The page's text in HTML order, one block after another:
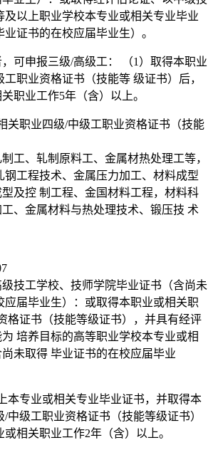
及以上职业学校本专业或相关专业毕业
证书的在校应届毕业生）。
可申报三级/高级工： （1）取得本职业
职业资格证书（技能等 级证书）后，
职业工作5年（含）以上。
关职业四级/中级工职业资格证书（技能
工、轧制原料工、金属材热处理工等，
工程技术、金属压力加工、材料成型
及控 制工程、金国材料工程，材料科
、金属材料与热处理技术、锻压技 术
技工学校、技师学院毕业证书（含尚未
应届毕业生）：或取得本职业或相关职
格证书（技能等级证书），并具有经评
培养目标的高等职业学校本专业或相
未取得 毕业证书的在校应届毕业
本专业或相关专业毕业证书，并取得本
中级工职业资格证书（技能等级证书）
相关职业工作2年（含）以上。